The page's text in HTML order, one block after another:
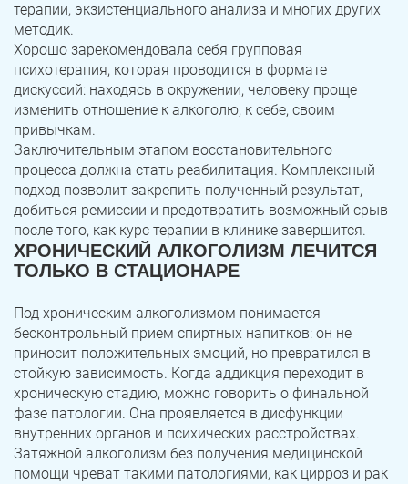
терапии, экзистенциального анализа и многих других
методик.
Хорошо зарекомендовала себя групповая
психотерапия, которая проводится в формате
дискуссий: находясь в окружении, человеку проще
изменить отношение к алкоголю, к себе, своим
привычкам.
Заключительным этапом восстановительного
процесса должна стать реабилитация. Комплексный
подход позволит закрепить полученный результат,
добиться ремиссии и предотвратить возможный срыв
после того, как курс терапии в клинике завершится.
ХРОНИЧЕСКИЙ АЛКОГОЛИЗМ ЛЕЧИТСЯ
ТОЛЬКО В СТАЦИОНАРЕ
Под хроническим алкоголизмом понимается
бесконтрольный прием спиртных напитков: он не
приносит положительных эмоций, но превратился в
стойкую зависимость. Когда аддикция переходит в
хроническую стадию, можно говорить о финальной
фазе патологии. Она проявляется в дисфункции
внутренних органов и психических расстройствах.
Затяжной алкоголизм без получения медицинской
помощи чреват такими патологиями, как цирроз и рак